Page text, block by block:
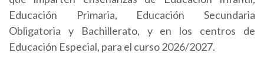
Educación Primaria, Educación Secundaria
Obligatoria y Bachillerato, y en los centros de
Educación Especial, para el curso 2026/2027.